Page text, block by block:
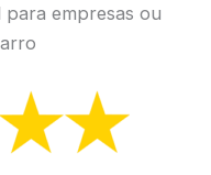
para empresas ou